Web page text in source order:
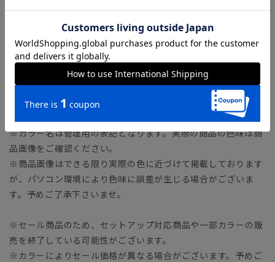
《ケープ》
【36】着丈49.0cm
【38】着丈52.0cm
※商品の仕上がりサイズ（出来上がり寸法）は上記のサイズ表
をご覧下さい。
※同サイズまたは同一商品でも、生産の過程で1.0cm～2.0cm
程度の個体差や着用感の違いが生じる場合がございます。
※カラー名は管理用の表記となります。実際の商品の色味は商
品画像をご確認ください。
※商品画像はできる限り実際の色に近づけて掲載しております
が、パソコン環境により色味に誤差が生じる場合がございま
す。予めご了承下さいませ。
※セール商品のため、セットアップ対応商品や一部カラーの販
売を終了している可能性がございます。
※カラーによりセール価格が異なる場合がございます。予めご